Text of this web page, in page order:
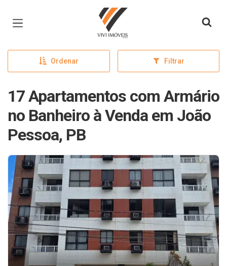
Página inicial
Ordenar Filtrar
17 Apartamentos com Armário
no Banheiro à Venda em João
Pessoa, PB